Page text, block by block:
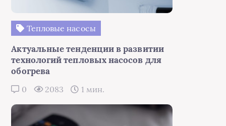
Тепловые насосы
Актуальные тенденции в развитии
технологий тепловых насосов для
обогрева
0 2083 1 мин.